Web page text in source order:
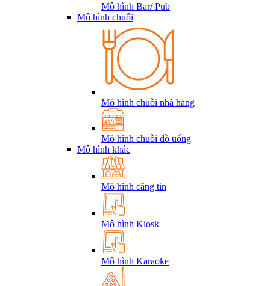
Mô hình Bar/ Pub
Mô hình chuỗi
Mô hình chuỗi nhà hàng
Mô hình chuỗi đồ uống
Mô hình khác
Mô hình căng tin
Mô hình Kiosk
Mô hình Karaoke